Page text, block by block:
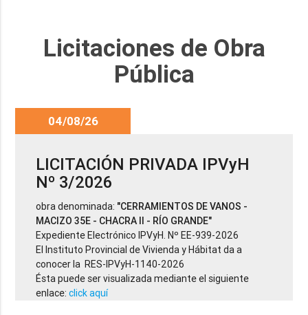
Licitaciones de Obra
Pública
04/08/26
LICITACIÓN PRIVADA IPVyH
Nº 3/2026
obra denominada: "CERRAMIENTOS DE VANOS -
MACIZO 35E - CHACRA II - RÍO GRANDE"
Expediente Electrónico IPVyH. Nº EE-939-2026
El Instituto Provincial de Vivienda y Hábitat da a
conocer la RES-IPVyH-1140-2026
Ésta puede ser visualizada mediante el siguiente
enlace:click aquí